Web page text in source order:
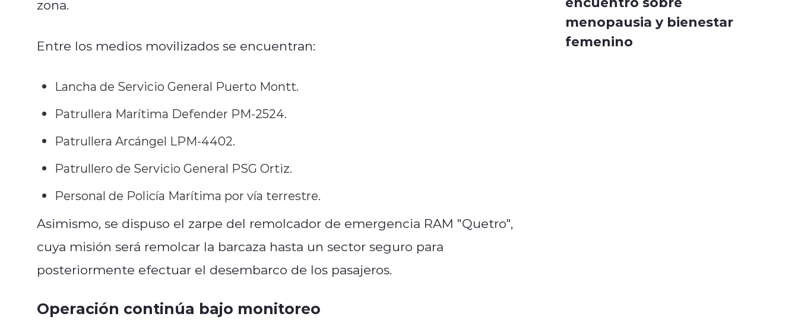
zona.
Entre los medios movilizados se encuentran:
Lancha de Servicio General Puerto Montt.
Patrullera Marítima Defender PM-2524.
Patrullera Arcángel LPM-4402.
Patrullero de Servicio General PSG Ortiz.
Personal de Policía Marítima por vía terrestre.
Asimismo, se dispuso el zarpe del remolcador de emergencia RAM "Quetro",
cuya misión será remolcar la barcaza hasta un sector seguro para
posteriormente efectuar el desembarco de los pasajeros.
Operación continúa bajo monitoreo
menopausia y bienestar
femenino